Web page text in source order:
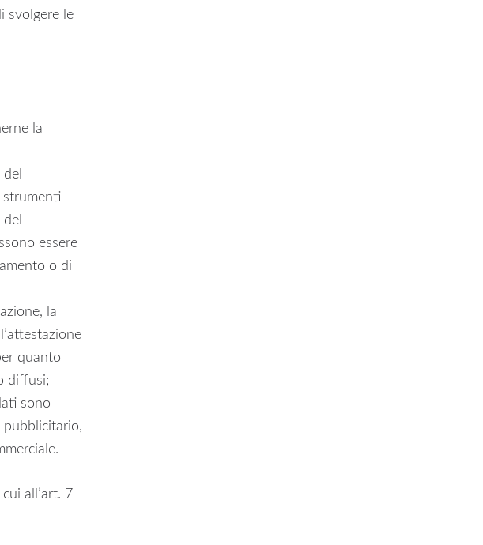
svolgere le
la
essere
o di
la
quanto
diffusi;
sono
all’art. 7